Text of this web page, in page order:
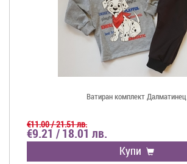
Ватиран комплект Далматинец
€11.00 / 21.51 лв.
€9.21 / 18.01 лв.
Купи